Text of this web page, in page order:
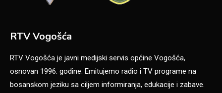
RTV Vogošća
RTV Vogošća je javni medijski servis općine Vogošća,
osnovan 1996. godine. Emitujemo radio i TV programe na
bosanskom jeziku sa ciljem informiranja, edukacije i zabave.